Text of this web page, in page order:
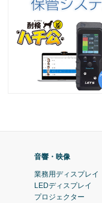
音響・映像
業務用ディスプレイ
LEDディスプレイ
プロジェクター